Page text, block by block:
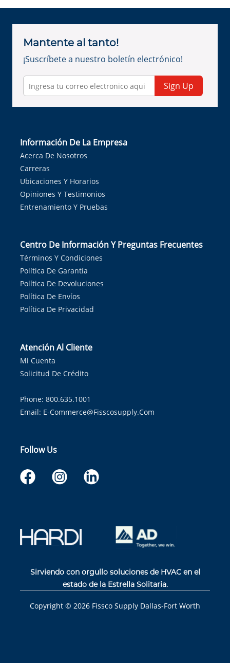
Mantente al tanto!
¡Suscríbete a nuestro boletín electrónico!
Sign Up
Información De La Empresa
Acerca De Nosotros
Carreras
Ubicaciones Y Horarios
Opiniones Y Testimonios
Entrenamiento Y Pruebas
Centro De Información Y Preguntas Frecuentes
Términos Y Condiciones
Política De Garantía
Política De Devoluciones
Política De Envíos
Política De Privacidad
Atención Al Cliente
Mi Cuenta
Solicitud De Crédito
Phone: 800.635.1001
Email: E-Commerce@fisscosupply.com
Follow Us
Sirviendo con orgullo soluciones de HVAC en el
estado de la Estrella Solitaria.
Copyright © 2026 Fissco Supply Dallas-Fort Worth